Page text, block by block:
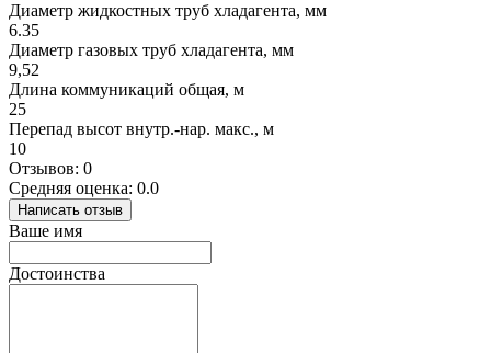
Диаметр жидкостных труб хладагента, мм
6.35
Диаметр газовых труб хладагента, мм
9,52
Длина коммуникаций общая, м
25
Перепад высот внутр.-нар. макс., м
10
Отзывов: 0
Средняя оценка: 0.0
Написать отзыв
Ваше имя
Достоинства